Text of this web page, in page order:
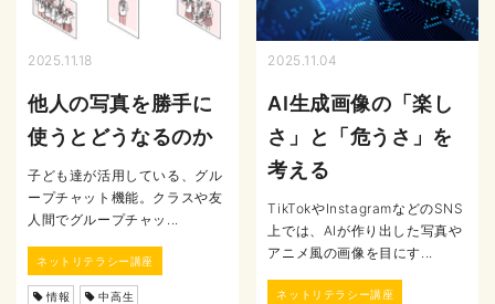
2025.11.18
他人の写真を勝手に
使うとどうなるのか
子ども達が活用している、グル
ープチャット機能。クラスや友
人間でグループチャッ...
ネットリテラシー講座
情報 中高生
2025.11.04
AI生成画像の「楽し
さ」と「危うさ」を
考える
TikTokやInstagramなどのSNS
上では、AIが作り出した写真や
アニメ風の画像を目にす...
ネットリテラシー講座